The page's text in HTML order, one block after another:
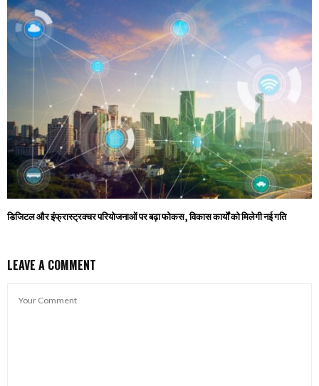
डिजिटल और इंफ्रास्ट्रक्चर परियोजनाओं पर बढ़ा फोकस, विकास कार्यों को मिलेगी नई गति
LEAVE A COMMENT